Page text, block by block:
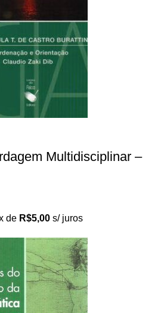
Multidisciplinar –
de R$5,00 s/ juros